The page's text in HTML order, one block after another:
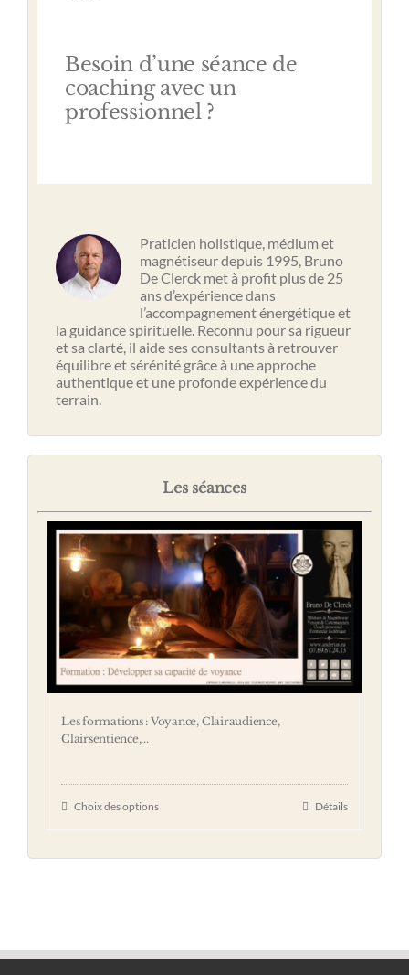
Besoin d’une séance de
coaching avec un
professionnel ?
Praticien holistique, médium et
magnétiseur depuis 1995, Bruno
De Clerck met à profit plus de 25
ans d’expérience dans
l’accompagnement énergétique et
la guidance spirituelle. Reconnu pour sa rigueur
et sa clarté, il aide ses consultants à retrouver
équilibre et sérénité grâce à une approche
authentique et une profonde expérience du
terrain.
Les séances
Les formations : Voyance, Clairaudience,
Clairsentience,...
Choix des options Détails